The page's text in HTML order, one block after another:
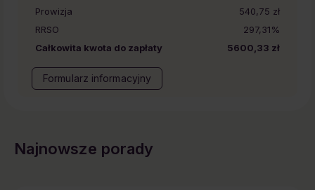
Prowizja
540,75 zł
RRSO
297,31%
Całkowita kwota do zapłaty
5600,33 zł
Formularz informacyjny
Najnowsze porady